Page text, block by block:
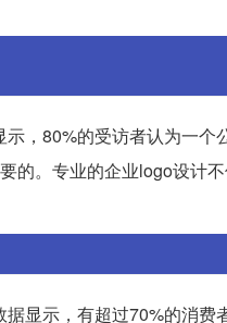
，80%的受访者认为一个
的。专业的企业logo设计
显示，有超过70%的消费